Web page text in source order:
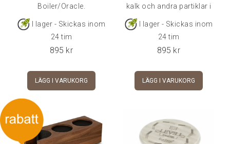
Boiler/Oracle.
I lager - Skickas inom
24 tim
895 kr
LÄGG I VARUKORG
kalk och andra partiklar i
vattnet som kan skada
din maskin.OBS! Bestmax
I lager - Skickas inom
24 tim
895 kr
LÄGG I VARUKORG